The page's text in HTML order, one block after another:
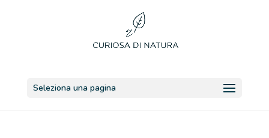
Seleziona una pagina